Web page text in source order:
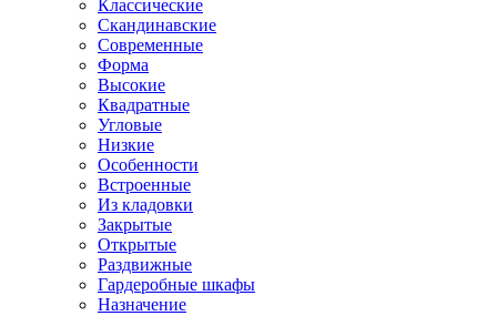
Классические
Скандинавские
Современные
Форма
Высокие
Квадратные
Угловые
Низкие
Особенности
Встроенные
Из кладовки
Закрытые
Открытые
Раздвижные
Гардеробные шкафы
Назначение